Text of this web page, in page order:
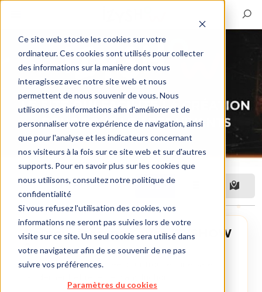
Ce site web stocke les cookies sur votre
ordinateur. Ces cookies sont utilisés pour collecter
des informations sur la manière dont vous
interagissez avec notre site web et nous
permettent de nous souvenir de vous. Nous
utilisons ces informations afin d'améliorer et de
personnaliser votre expérience de navigation, ainsi
que pour l'analyse et les indicateurs concernant
nos visiteurs à la fois sur ce site web et sur d'autres
supports. Pour en savoir plus sur les cookies que
nous utilisons, consultez notre politique de
confidentialité
Si vous refusez l'utilisation des cookies, vos
informations ne seront pas suivies lors de votre
visite sur ce site. Un seul cookie sera utilisé dans
votre navigateur afin de se souvenir de ne pas
suivre vos préférences.
Paramètres du cookies
Filtre
Pourquoi reserver avec IZYSHOW
?
Une plateforme pensee pour trouver une salle